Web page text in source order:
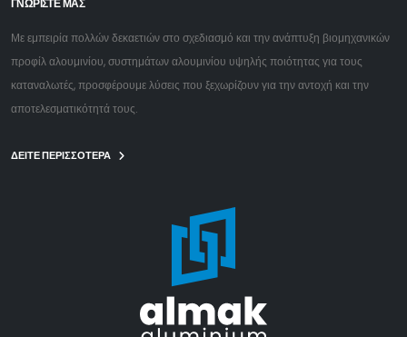
ΓΝΩΡΙΣΤΕ ΜΑΣ
Με εμπειρία πολλών δεκαετιών στο σχεδιασμό και την ανάπτυξη βιομηχανικών
προφίλ αλουμινίου, συστημάτων αλουμινίου υψηλής ποιότητας για τους
καταναλωτές, προσφέρουμε λύσεις που ξεχωρίζουν για την αντοχή και την
αποτελεσματικότητά τους.
ΔΕΙΤΕ ΠΕΡΙΣΣΟΤΕΡΑ